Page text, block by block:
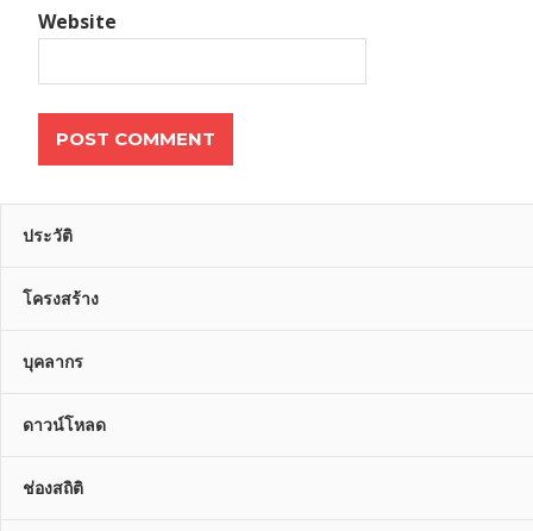
Website
ประวัติ
โครงสร้าง
บุคลากร
ดาวน์โหลด
ช่องสถิติ